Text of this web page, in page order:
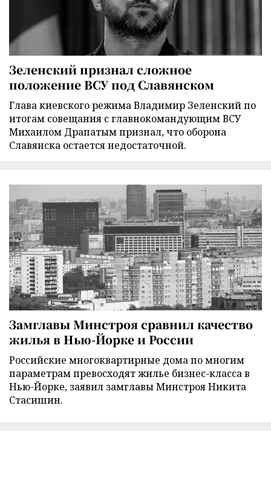
Зеленский признал сложное
положение ВСУ под Славянском
Глава киевского режима Владимир Зеленский по
итогам совещания с главнокомандующим ВСУ
Михаилом Драпатым признал, что оборона
Славянска остается недостаточной.
Замглавы Минстроя сравнил качество
жилья в Нью-Йорке и России
Российские многоквартирные дома по многим
параметрам превосходят жилье бизнес-класса в
Нью-Йорке, заявил замглавы Минстроя Никита
Стасишин.